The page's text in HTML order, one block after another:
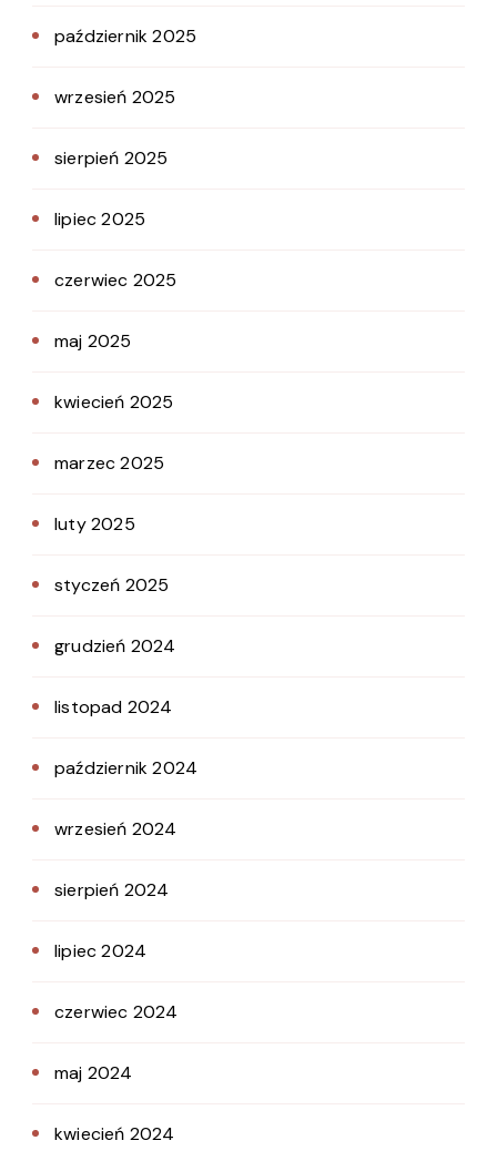
październik 2025
wrzesień 2025
sierpień 2025
lipiec 2025
czerwiec 2025
maj 2025
kwiecień 2025
marzec 2025
luty 2025
styczeń 2025
grudzień 2024
listopad 2024
październik 2024
wrzesień 2024
sierpień 2024
lipiec 2024
czerwiec 2024
maj 2024
kwiecień 2024